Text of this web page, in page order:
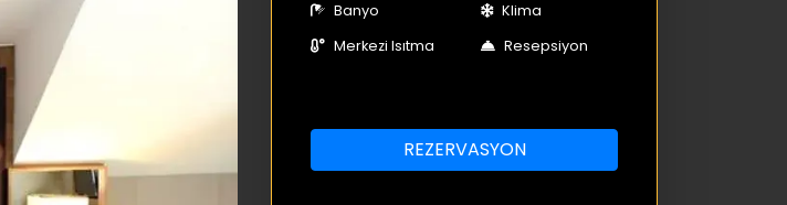
Banyo
Klima
Merkezi Isıtma
Resepsiyon
REZERVASYON